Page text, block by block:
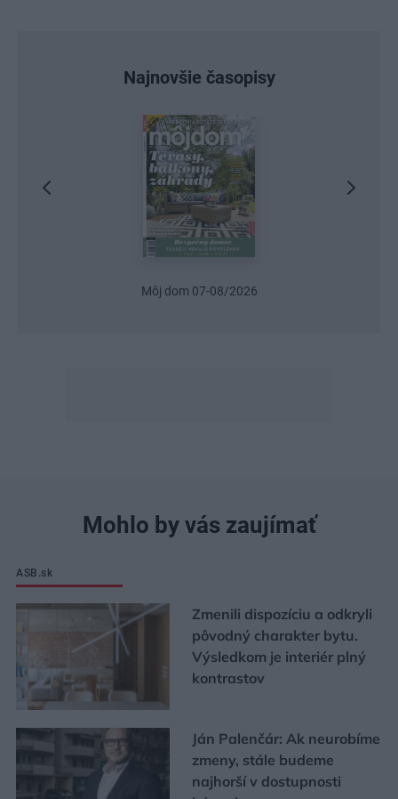
Najnovšie časopisy
Urob si sám 6/2026
Mohlo by vás zaujímať
ASB.sk
Zmenili dispozíciu a odkryli
pôvodný charakter bytu.
Výsledkom je interiér plný
kontrastov
Ján Palenčár: Ak neurobíme
zmeny, stále budeme
najhorší v dostupnosti